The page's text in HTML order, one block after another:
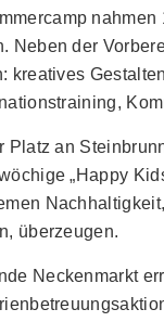
Neben der
kreatives
Platz an
„Happy
überzeugen.
Neckenmarkt